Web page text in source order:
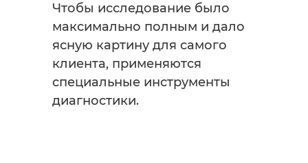
Чтобы исследование было
максимально полным и дало
ясную картину для самого
клиента, применяются
специальные инструменты
диагностики.